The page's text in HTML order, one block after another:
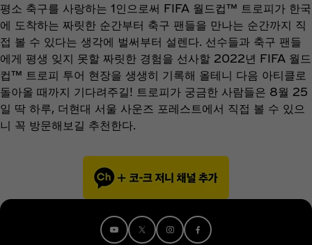
평소 축구를 사랑하는 1인으로써 FIFA 월드컵™ 트로피가 한국
에 도착하는 짜릿한 순간부터 축구 팬들을 만나는 순간까지 직
접 볼 수 있다는 생각에 벌써부터 설렌다. 선수들과 축구 팬들
에게 평생 잊지 못할 짜릿한 경험을 선사할 2022년 FIFA 월드
컵™ 트로피 투어 현장을 생생히 기록해 올테니 다음 아티클로
돌아올 때까지 기다려주길! 트로피가 궁금한 사람들은 8월 25
일 딱 하루, 더현대 서울 사운즈 포레스트에서 직접 볼 수 있으
니 꼭 방문해보길 추천한다.